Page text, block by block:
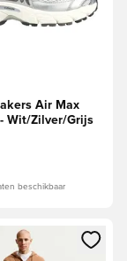
Air Max
Wit/Zilver/Grijs
beschikbaar
te melden als
venster om in te